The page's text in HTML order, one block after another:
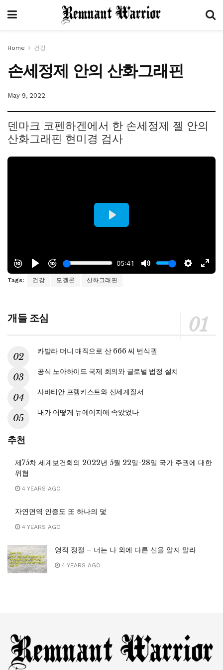
Home 건강
손세정제 안의 산화그래핀
May 9, 2022
덴마크 코펜하겐에서 한 손세정제 젤 안의
산화그래핀 현미경 검사
Tags: 건강 모겔론 산화그래핀
개들 조심
카발라 머니 매직으로 산 666 씨 번식권
공식 노아하이드 국제 회의와 글로벌 법정 설치
사바티안 프랭키스트와 신세계질서
내가 어떻게 뉴에이지에 속았었나
추천
제75차 세계보건회의 2022년 5월 22일-28일 국가 주권에 대한
위협
4 YEARS AGO
자연면역 인증도 또 하나의 덫
4 YEARS AGO
영적 정절 – 너는 나 외에 다른 신을 알지 말라
4 YEARS AGO